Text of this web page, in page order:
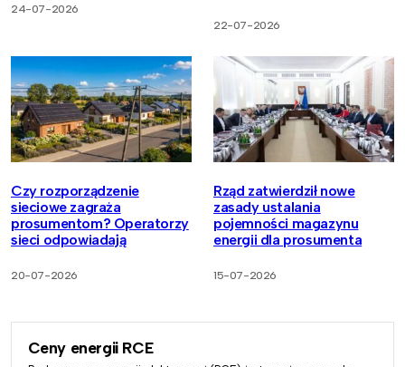
24-07-2026
22-07-2026
Czy rozporządzenie
sieciowe zagraża
prosumentom? Operatorzy
sieci odpowiadają
20-07-2026
Rząd zatwierdził nowe
zasady ustalania
pojemności magazynu
energii dla prosumenta
15-07-2026
Ceny energii RCE